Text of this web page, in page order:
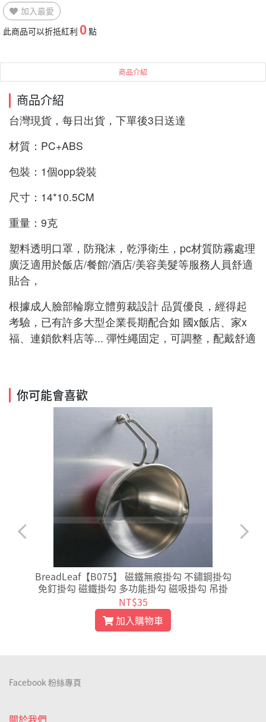
加入最愛
此商品可以折抵紅利 0點
商品介紹
商品介紹
台灣現貨，每日出貨，下單後3日送達
材質：PC+ABS
包裝：1個opp袋裝
尺寸：14*10.5CM
重量：9克
塑料透明口罩，防飛沫，乾淨衛生，pc材質防霧處理
廣泛適用於飯店/餐館/酒店/美容美髮等服務人員舒適
貼合，
根據成人臉部輪廓立體剪裁設計 品質優良，經得起
考驗，已有許多大型企業長期配合如 國x飯店、家x
福、連鎖飲料店等... 彈性繩固定，可調整，配戴舒適
你可能會喜歡
BreadLeaf【B075】 磁鐵無痕掛勾 不鏽鋼掛勾
免釘掛勾 磁鐵掛勾 多功能掛勾 磁吸掛勾 吊掛
NT$35
加入購物車
關於我們
Facebook 粉絲專頁